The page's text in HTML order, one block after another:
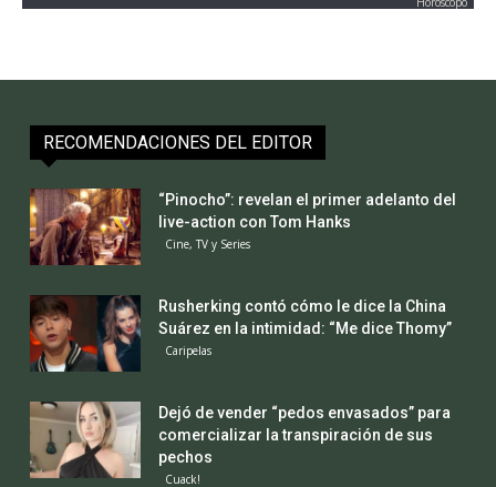
RECOMENDACIONES DEL EDITOR
“Pinocho”: revelan el primer adelanto del
live-action con Tom Hanks
Cine, TV y Series
Rusherking contó cómo le dice la China
Suárez en la intimidad: “Me dice Thomy”
Caripelas
Dejó de vender “pedos envasados” para
comercializar la transpiración de sus
pechos
Cuack!